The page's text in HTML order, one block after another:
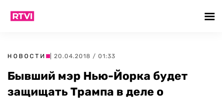
НОВОСТИ | 20.04.2018 / 01:33
Бывший мэр Нью-Йорка будет
защищать Трампа в деле о